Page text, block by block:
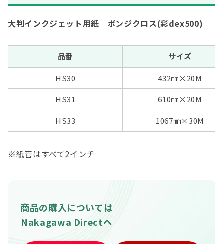
大判インクジェット用紙 ポンジクロス(彩dex500)
品番 サイズ
HS30 432㎜×20M
HS31 610㎜×20M
HS33 1067㎜×30M
※紙管はすべて2インチ
商品の購入については
Nakagawa Directへ